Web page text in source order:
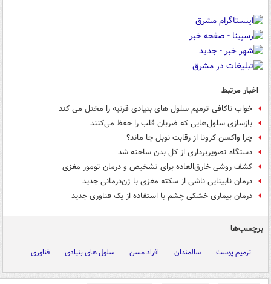
اخبار مرتبط
خواب ناکافی ترمیم سلول های بنیادی قرنیه را مختل می کند
بازسازی سلول‌هایی که ضربان قلب را حفظ می‌کنند
چرا واکسن کرونا از رقابت نوبل جا ماند؟
دستگاه تصویربرداری از کل بدن ساخته شد
کشف روشی خارق‌العاده برای تشخیص و درمان تومور مغزی
درمان نابینایی ناشی از سکته مغزی با ژن‌درمانی جدید
درمان بیماری خشکی چشم با استفاده از یک فناوری جدید
برچسب‌ها
ترمیم پوست سالمندان افراد مسن سلول های بنیادی فناوری